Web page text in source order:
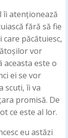
îi atenționează
fără să fie
păcătuiesc,
vor
aceasta este o
ei se vor
scuti, îi va
promisă. De
ce este al lor.
eu astăzi